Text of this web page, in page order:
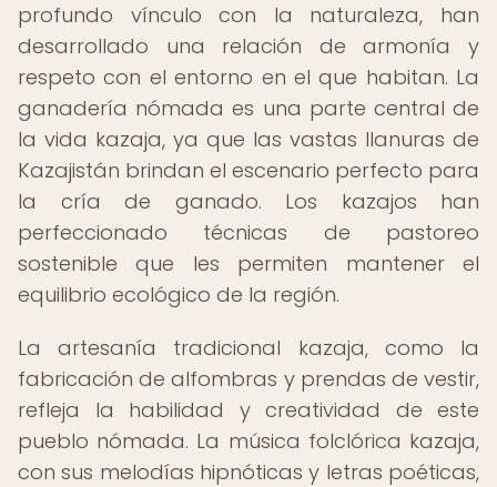
profundo vínculo con la naturaleza, han
desarrollado una relación de armonía y
respeto con el entorno en el que habitan. La
ganadería nómada es una parte central de
la vida kazaja, ya que las vastas llanuras de
Kazajistán brindan el escenario perfecto para
la cría de ganado. Los kazajos han
perfeccionado técnicas de pastoreo
sostenible que les permiten mantener el
equilibrio ecológico de la región.
La artesanía tradicional kazaja, como la
fabricación de alfombras y prendas de vestir,
refleja la habilidad y creatividad de este
pueblo nómada. La música folclórica kazaja,
con sus melodías hipnóticas y letras poéticas,